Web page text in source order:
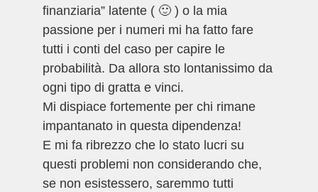
finanziaria” latente ( 🙂 ) o la mia
passione per i numeri mi ha fatto fare
tutti i conti del caso per capire le
probabilità. Da allora sto lontanissimo da
ogni tipo di gratta e vinci.
Mi dispiace fortemente per chi rimane
impantanato in questa dipendenza!
E mi fa ribrezzo che lo stato lucri su
questi problemi non considerando che,
se non esistessero, saremmo tutti